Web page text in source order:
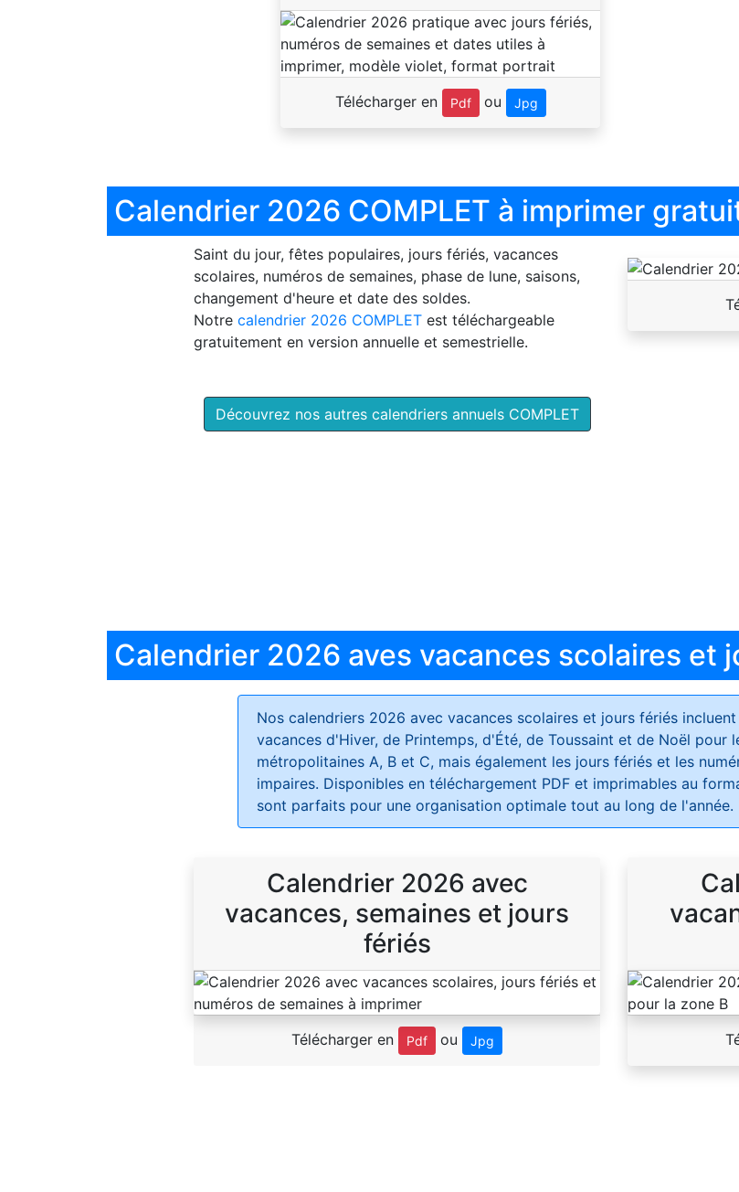
Télécharger en Pdf ou Jpg
Calendrier 2026 COMPLET à imprimer
Saint du jour, fêtes populaires, jours fériés, vacances
scolaires, numéros de semaines, phase de lune, saisons,
changement d'heure et date des soldes.
Notre calendrier 2026 COMPLET est téléchargeable
gratuitement en version annuelle et semestrielle.
Découvrez nos autres calendriers annuels COMPLET
Calendrier 2026 aves vacances scolaires et
Nos calendriers 2026 avec vacances scolaires et jours fériésincluent
vacances d'Hiver, de Printemps, d'Été, de Toussaint et de Noël pour
métropolitaines A, B et C, mais également les jours fériés et les
impaires. Disponibles en téléchargement PDF et imprimables au
sont parfaits pour une organisation optimale tout au long de l'année.
Calendrier 2026 avec
vacances, semaines et jours
fériés
Télécharger en Pdf ou Jpg